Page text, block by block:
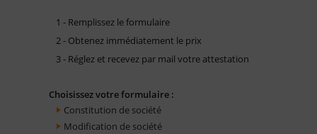
1 - Remplissez le formulaire
2 - Obtenez immédiatement le prix
3 - Réglez et recevez par mail votre attestation
Choisissez votre formulaire :
Constitution de société
Modification de société